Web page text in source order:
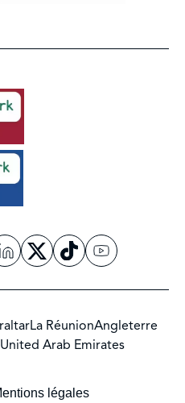
La RéunionAngleterre
United Arab Emirates
légales